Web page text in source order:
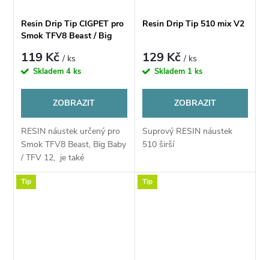
Resin Drip Tip CIGPET pro
Smok TFV8 Beast / Big
119 Kč/ ks
Skladem4 ks
ZOBRAZIT
RESIN náustek určený pro
Smok TFV8 Beast, Big Baby
/ TFV 12, je také
kompatibilní s Griffin 25 a
další zde neuvedené se
Resin Drip Tip 510 mix V2
129 Kč/ ks
Skladem 1 ks
ZOBRAZIT
Suprový RESIN náustek
510 širší
Tip Tip